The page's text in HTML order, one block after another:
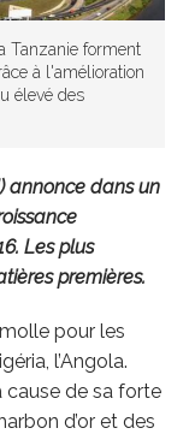
Tanzanie forment
à l'amélioration
élevé des
annonce dans un
Les plus
premières.
pour les
l’Angola.
cause de sa forte
d’or et des